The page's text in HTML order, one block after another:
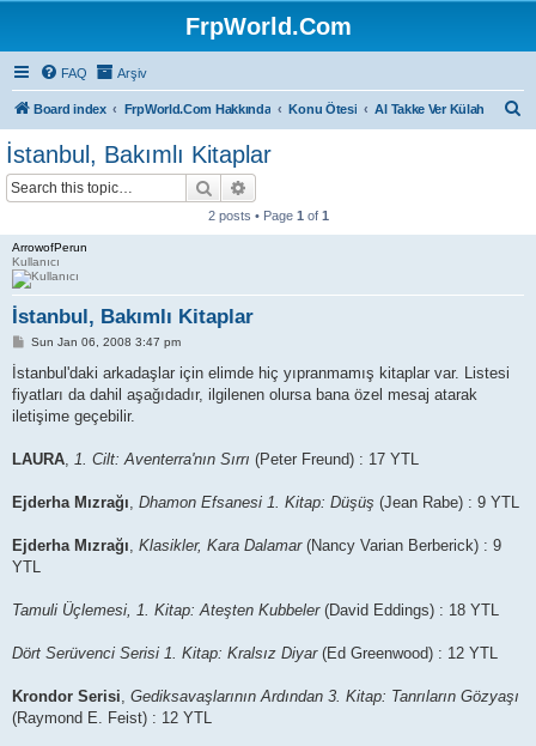
FrpWorld.Com
FAQ Arşiv
Board index FrpWorld.Com Hakkında Konu Ötesi Al Takke Ver Külah
İstanbul, Bakımlı Kitaplar
Search
2 posts • Page 1 of 1
ArrowofPerun
Kullanıcı
İstanbul, Bakımlı Kitaplar
P
s
Sun Jan 06, 2008 3:47 pm
İstanbul'daki arkadaşlar için elimde hiç yıpranmamış kitaplar var. Listesi
fiyatları da dahil aşağıdadır, ilgilenen olursa bana özel mesaj atarak
iletişime geçebilir.
LAURA, 1. Cilt: Aventerra'nın Sırrı (Peter Freund) : 17 YTL
Ejderha Mızrağı, Dhamon Efsanesi 1. Kitap: Düşüş (Jean Rabe) : 9 YTL
Ejderha Mızrağı, Klasikler, Kara Dalamar(Nancy Varian Berberick) : 9
YTL
Tamuli Üçlemesi, 1. Kitap: Ateşten Kubbeler(David Eddings) : 18 YTL
Dört Serüvenci Serisi 1. Kitap: Kralsız Diyar(Ed Greenwood) : 12 YTL
Krondor Serisi, Gediksavaşlarının Ardından 3. Kitap: Tanrıların Gözyaşı
(Raymond E. Feist) : 12 YTL